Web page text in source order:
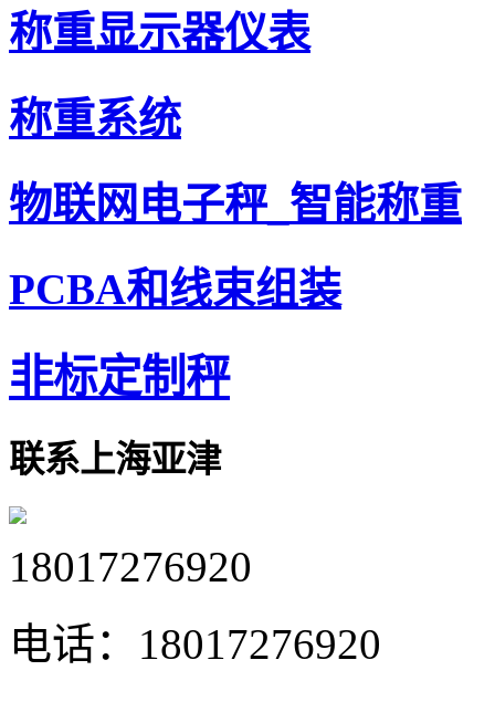
称重显示器仪表
称重系统
物联网电子秤_智能称重
PCBA和线束组装
非标定制秤
联系上海亚津
18017276920
电话： 18017276920